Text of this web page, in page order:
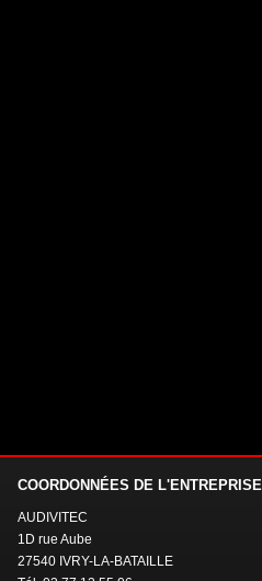
COORDONNÉES DE L'ENTREPRISE
AUDIVITEC
1D rue Aube
27540 IVRY-LA-BATAILLE